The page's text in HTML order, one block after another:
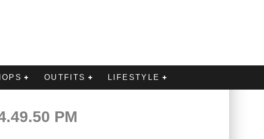
OUTFITS LIFESTYLE
PM